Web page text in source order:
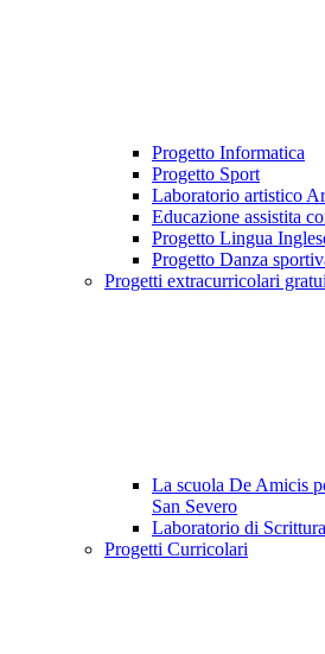
Progetto Informatica
Progetto Sport
Laboratorio artistico
Educazione assistita
Progetto Lingua
Progetto Danza
Progetti extracurricolari
La scuola De Amicis
San Severo
Laboratorio di
Progetti Curricolari